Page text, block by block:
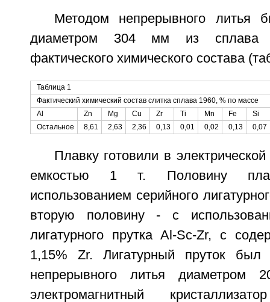
Методом непрерывного литья
диаметром 304 мм из сплава
фактического химического состава
Таблица 1
Фактический химический состав слитка сплава 1960, % по массе
Al
Zn Mg Cu Zr Ti Mn Fe
Si
Остальное
8,61 2,63 2,36 0,13 0,01 0,02 0,13 0,07
Плавку готовили в
емкостью 1 т. Половину
использованием серийного
вторую половину - с
лигатурного прутка Al-Sc-Zr, с
1,15% Zr. Лигатурный пруток был
непрерывного литья диаметром
электромагнитный